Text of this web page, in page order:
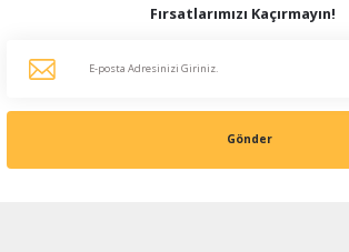
Fırsatlarımızı Kaçırmayın!
Gönder